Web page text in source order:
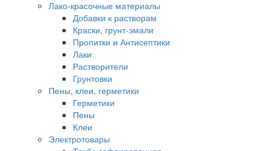
Лако-красочные материалы
Добавки к растворам
Краски, грунт-эмали
Пропитки и Антисептики
Лаки
Растворители
Грунтовки
Пены, клеи, герметики
Герметики
Пены
Клеи
Электротовары